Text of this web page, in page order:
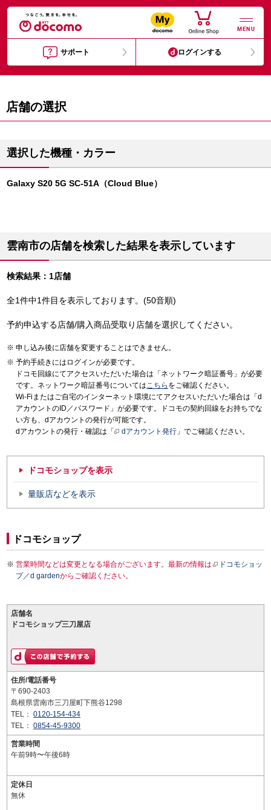
MENU
サポート ログインする
店舗の選択
選択した機種・カラー
Galaxy S20 5G SC-51A（Cloud Blue）
雲南市の店舗を検索した結果を表示しています
検索結果：1店舗
全1件中1件目を表示しております。(50音順)
予約申込する店舗/購入商品受取り店舗を選択してください。
申し込み後に店舗を変更することはできません。
予約手続きにはログインが必要です。
ドコモ回線にてアクセスいただいた場合は「ネットワーク暗証番号」が必要
です。ネットワーク暗証番号についてはこちら をご確認ください。
Wi-Fiまたはご自宅のインターネット環境にてアクセスいただいた場合は「d
アカウントのID／パスワード」が必要です。ドコモの契約回線をお持ちでな
い方も、dアカウントの発行が可能です。
dアカウントの発行・確認は「
dアカウント発行 」でご確認ください。
ドコモショップを表示
量販店などを表示
ドコモショップ
営業時間などは変更となる場合がございます。最新の情報は
ドコモショッ
プ／d gardenからご確認ください。
店舗名
ドコモショップ三刀屋店
住所/電話番号
〒690-2403
島根県雲南市三刀屋町下熊谷1298
TEL： 0120-154-434
TEL： 0854-45-9300
営業時間
午前9時〜午後6時
定休日
無休